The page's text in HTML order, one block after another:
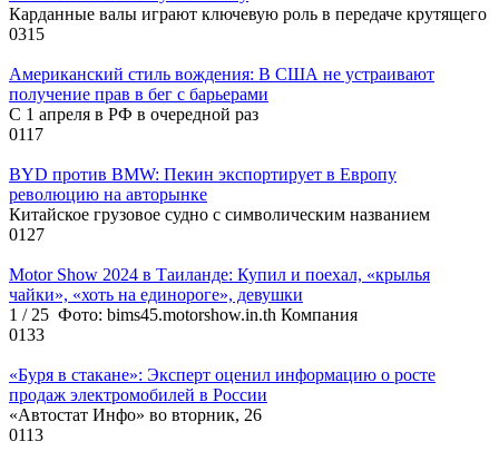
Карданные валы играют ключевую роль в передаче крутящего
0315
Американский стиль вождения: В США не устраивают
получение прав в бег с барьерами
С 1 апреля в РФ в очередной раз
0117
BYD против BMW: Пекин экспортирует в Европу
революцию на авторынке
Китайское грузовое судно с символическим названием
0127
Motor Show 2024 в Таиланде: Купил и поехал, «крылья
чайки», «хоть на единороге», девушки
1 / 25 Фото: bims45.motorshow.in.th Компания
0133
«Буря в стакане»: Эксперт оценил информацию о росте
продаж электромобилей в России
«Автостат Инфо» во вторник, 26
0113